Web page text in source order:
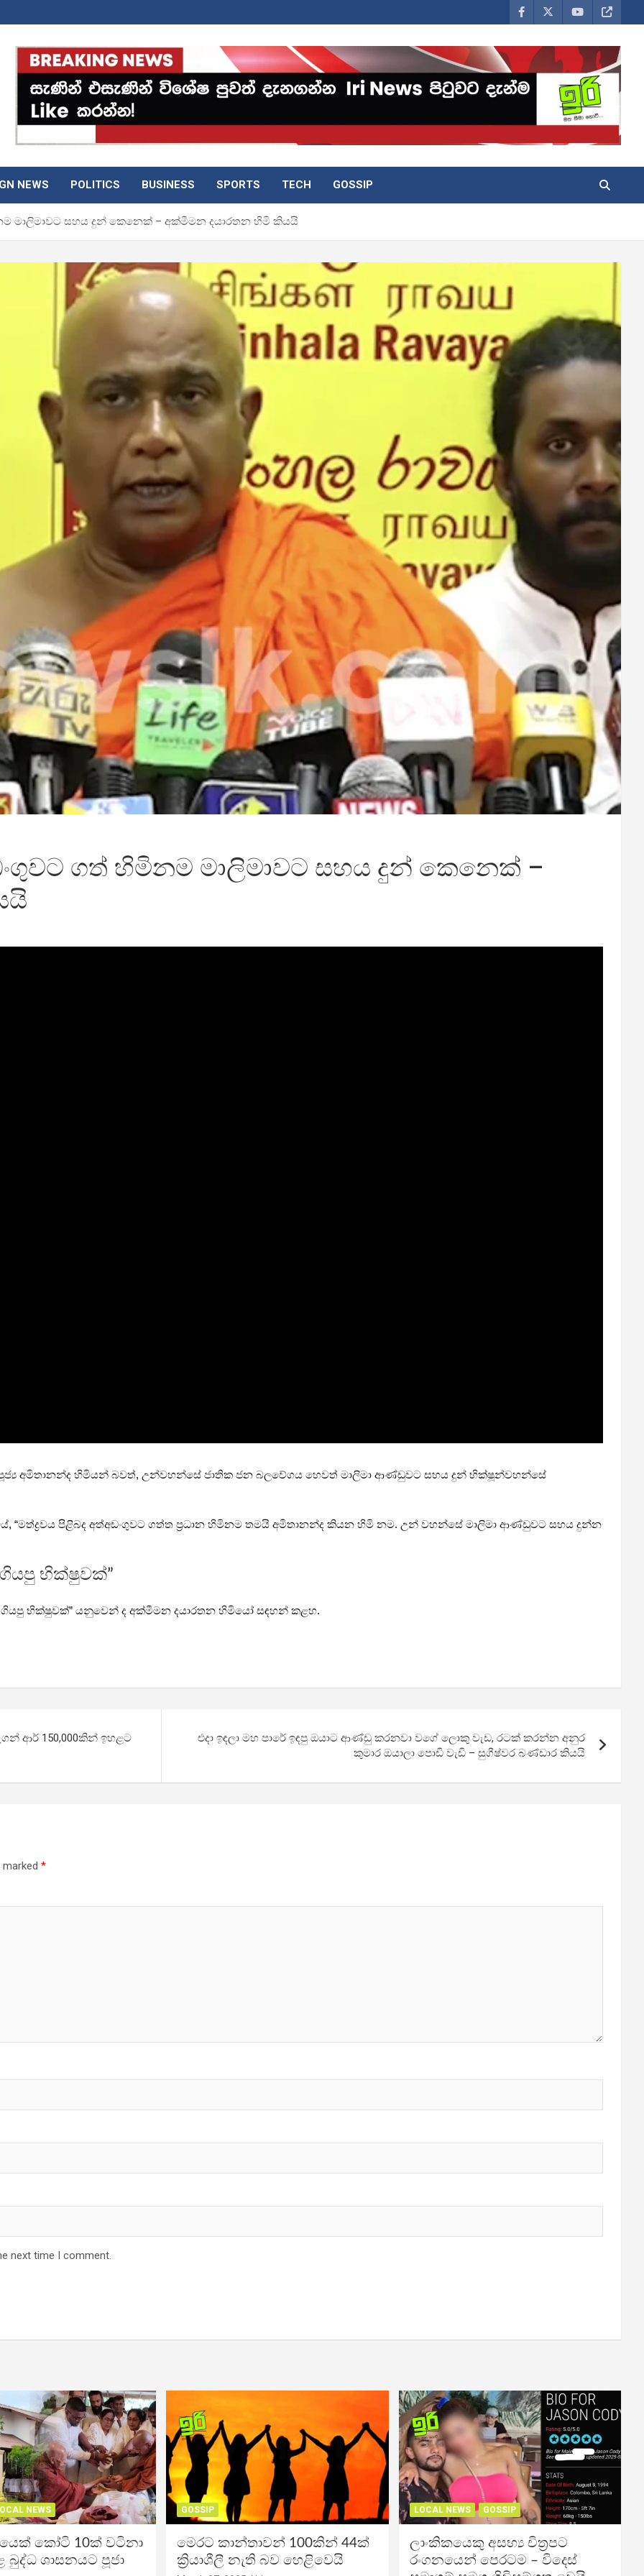
NEWS POLITICS BUSINESS SPORTS TECH GOSSIP
මාලිමාවට සහය දුන් කෙනෙක් – අක්මීමන දයාරතන හිමි කියයි
ගත් හිමිනම මාලිමාවට සහය දුන් කෙනෙක් –
පූජ්‍ය අමිතානන්ද හිමියන් බවත්, උන්වහන්සේ ජාතික ජන බලවේගය හෙවත් මාලිමා ආණ්ඩුවට සහය දුන් භික්ෂූන්වහන්සේ
“මත්ද්‍රවය පිළිබද අත්අඩංගුවට ගත්ත ප්‍රධාන හිමිනම තමයි අමිතානන්ද කියන හිමි නම. උන් වහන්සේ මාලිමා ආණ්ඩුවට සහය දුන්න
ගියපු භික්ෂුවක්”
භික්ෂුවක්” යනුවෙන් ද අක්මීමන දයාරතන හිමියෝ සඳහන් කළහ.
ආර් 150,000කින් ඉහළට
එදා ඉඳලා මහ පාරේ ඉඳපු ඔයාට ආණ්ඩු කරනවා වගේ ලොකු වැඩ, රටක් කරන්න අනුර
කුමාර ඔයාලා පොඩි වැඩි – සුගීෂ්වර බණ්ඩාර කියයි
marked *
next time I comment.
NEWS
කෝටි 10ක් වටිනා
බුද්ධ ශාසනයට පූජා
GOSSIP
මෙරට කාන්තාවන් 100කින් 44ක්
ක්‍රියාශීලී නැති බව හෙළිවෙයි
LOCAL NEWS GOSSIP
ලාංකිකයෙකු අසභ්‍ය චිත්‍රපට
රංගනයෙන් පෙරටම – විදෙස්